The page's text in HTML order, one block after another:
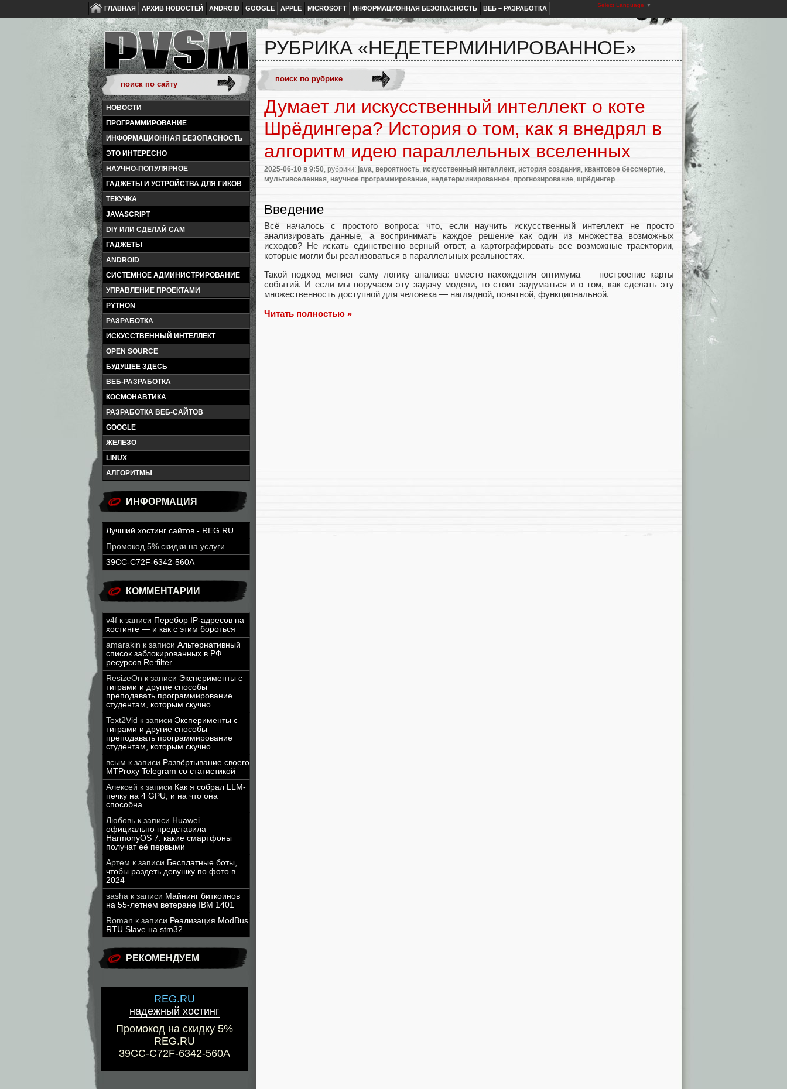
ГЛАВНАЯ АРХИВ НОВОСТЕЙ ANDROID GOOGLE APPLE MICROSOFT ИНФОРМАЦИОННАЯ БЕЗОПАСНОСТЬ ВЕБ – РАЗРАБОТКА Select Language ▼
НОВОСТИ
ПРОГРАММИРОВАНИЕ
ИНФОРМАЦИОННАЯ БЕЗОПАСНОСТЬ
ЭТО ИНТЕРЕСНО
НАУЧНО-ПОПУЛЯРНОЕ
ГАДЖЕТЫ И УСТРОЙСТВА ДЛЯ ГИКОВ
ТЕКУЧКА
JAVASCRIPT
DIY ИЛИ СДЕЛАЙ САМ
ГАДЖЕТЫ
ANDROID
СИСТЕМНОЕ АДМИНИСТРИРОВАНИЕ
УПРАВЛЕНИЕ ПРОЕКТАМИ
PYTHON
РАЗРАБОТКА
ИСКУССТВЕННЫЙ ИНТЕЛЛЕКТ
OPEN SOURCE
БУДУЩЕЕ ЗДЕСЬ
ВЕБ-РАЗРАБОТКА
КОСМОНАВТИКА
РАЗРАБОТКА ВЕБ-САЙТОВ
GOOGLE
ЖЕЛЕЗО
LINUX
АЛГОРИТМЫ
ИНФОРМАЦИЯ
Лучший хостинг сайтов - REG.RU
Промокод 5% скидки на услуги
39CC-C72F-6342-560A
КОММЕНТАРИИ
v4f к записи Перебор IP-адресов на
хостинге — и как с этим бороться
amarakin к записи Альтернативный
список заблокированных в РФ
ресурсов Re:filter
ResizeOn к записи Эксперименты с
тиграми и другие способы
преподавать программирование
студентам, которым скучно
Text2Vid к записи Эксперименты с
тиграми и другие способы
преподавать программирование
студентам, которым скучно
всым к записи Развёртывание своего
MTProxy Telegram со статистикой
Алексей к записи Как я собрал LLM-
печку на 4 GPU, и на что она
способна
Любовь к записи Huawei
официально представила
HarmonyOS 7: какие смартфоны
получат её первыми
Артем к записи Бесплатные боты,
чтобы раздеть девушку по фото в
2024
sasha к записи Майнинг биткоинов
на 55-летнем ветеране IBM 1401
Roman к записи Реализация ModBus
RTU Slave на stm32
РЕКОМЕНДУЕМ
REG.RU
надежный хостинг
Промокод на скидку 5%
REG.RU
39CC-C72F-6342-560A
РУБРИКА «НЕДЕТЕРМИНИРОВАННОЕ»
Думает ли искусственный интеллект о коте
Шрёдингера? История о том, как я внедрял в
алгоритм идею параллельных вселенных
2025-06-10 в 9:50 , рубрики: java вероятность искусственный интеллект история создания квантовое бессмертие
мультивселенная научное программирование недетерминированное прогнозирование шрёдингер
Введение
Всё началось с простого вопроса: что, если научить искусственный интеллект не просто
анализировать данные, а воспринимать каждое решение как один из множества возможных
исходов? Не искать единственно верный ответ, а картографировать все возможные траектории,
которые могли бы реализоваться в параллельных реальностях.
Такой подход меняет саму логику анализа: вместо нахождения оптимума — построение карты
событий. И если мы поручаем эту задачу модели, то стоит задуматься и о том, как сделать эту
множественность доступной для человека — наглядной, понятной, функциональной.
Читать полностью »